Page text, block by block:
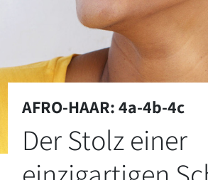
AFRO-HAAR: 4a-4b-4c
Der Stolz einer